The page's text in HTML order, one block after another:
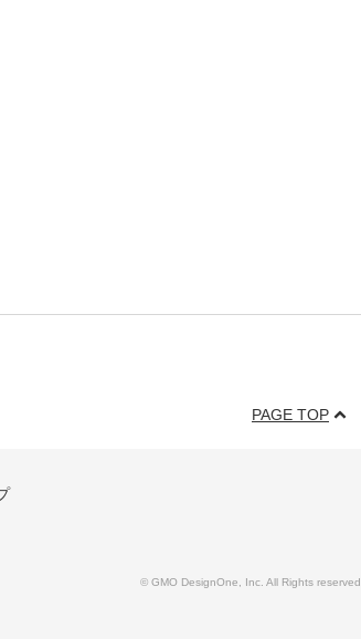
PAGE TOP
© GMO DesignOne, Inc. All Rights reserved.